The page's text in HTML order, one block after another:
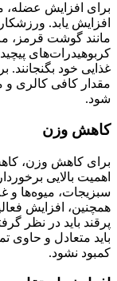
برای افزایش عضله،
افزایش یابد.
مانند گوشت قرمز،
کربوهیدرات‌های
غذایی خود بگنجانند.
مقدار کافی کالری و
شود.
کاهش وزن
برای کاهش وزن،
اهمیت بالایی
سبزیجات، میوه‌ها و
همچنین، افزایش
پرقند باید در نظر
باید متعادل و حاوی
کمبود نشود.